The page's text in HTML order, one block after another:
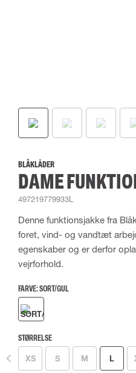
BLÅKLÄDER
DAME
497219779933L
Denne funktionsjakke fra
foret, vind- og vandtæt
egenskaber og er derfor
vejrforhold.
FARVE:SORT/GUL
STØRRELSE
XS S M L